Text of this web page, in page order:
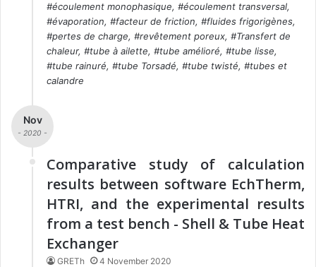
#écoulement monophasique, #écoulement transversal,
#évaporation, #facteur de friction, #fluides frigorigènes,
#pertes de charge, #revêtement poreux, #Transfert de
chaleur, #tube à ailette, #tube amélioré, #tube lisse,
#tube rainuré, #tube Torsadé, #tube twisté, #tubes et
calandre
Nov
- 2020 -
Comparative study of calculation
results between software EchTherm,
HTRI, and the experimental results
from a test bench - Shell & Tube Heat
Exchanger
GRETh 4 November 2020